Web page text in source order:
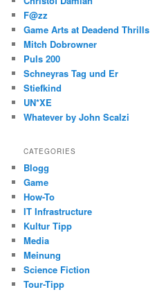
F@zz
Game Arts at Deadend Thrills
Mitch Dobrowner
Puls 200
Schneyras Tag und Er
Stiefkind
UN*XE
Whatever by John Scalzi
CATEGORIES
Blogg
Game
How-To
IT Infrastructure
Kultur Tipp
Media
Meinung
Science Fiction
Tour-Tipp